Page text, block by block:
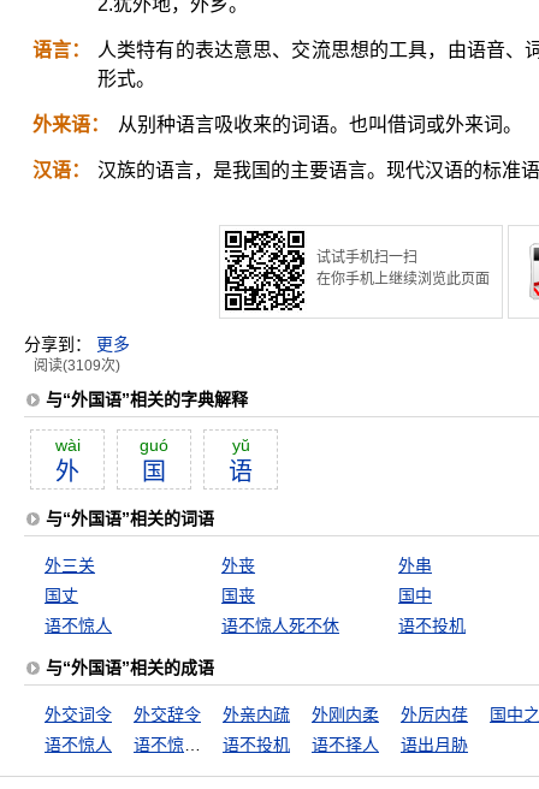
2.犹外地，外乡。
语言：
人类特有的表达意思、交流思想的工具，由语音、
形式。
外来语： 从别种语言吸收来的词语。也叫借词或外来词。
汉语： 汉族的语言，是我国的主要语言。现代汉语的标准
试试手机扫一扫
在你手机上继续浏览此页面
分享到： 更多
阅读(3109次)
与“外国语”相关的字典解释
wài
外
guó
国
yŭ
语
与“外国语”相关的词语
外三关 外丧
外串
国丈
国丧
国中
语不惊人
语不惊人死不休 语不投机
与“外国语”相关的成语
外交词令 外交辞令 外亲内疏 外刚内柔 外厉内荏
国中
语不惊人
语不投机 语不择人 语出月胁